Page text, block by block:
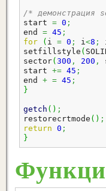
/*
start = 0 ;
end = 45 ;
for
( i = 0 ; i<8 ;
setfillstyle (
sector( 300 , 200 ,
start += 45 ;
end + = 45 ;
}
getch ( ) ;
restorecrtmode ( ) ;
return 0 ;
}